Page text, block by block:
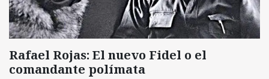
Rafael Rojas: El nuevo Fidel o el
comandante polímata